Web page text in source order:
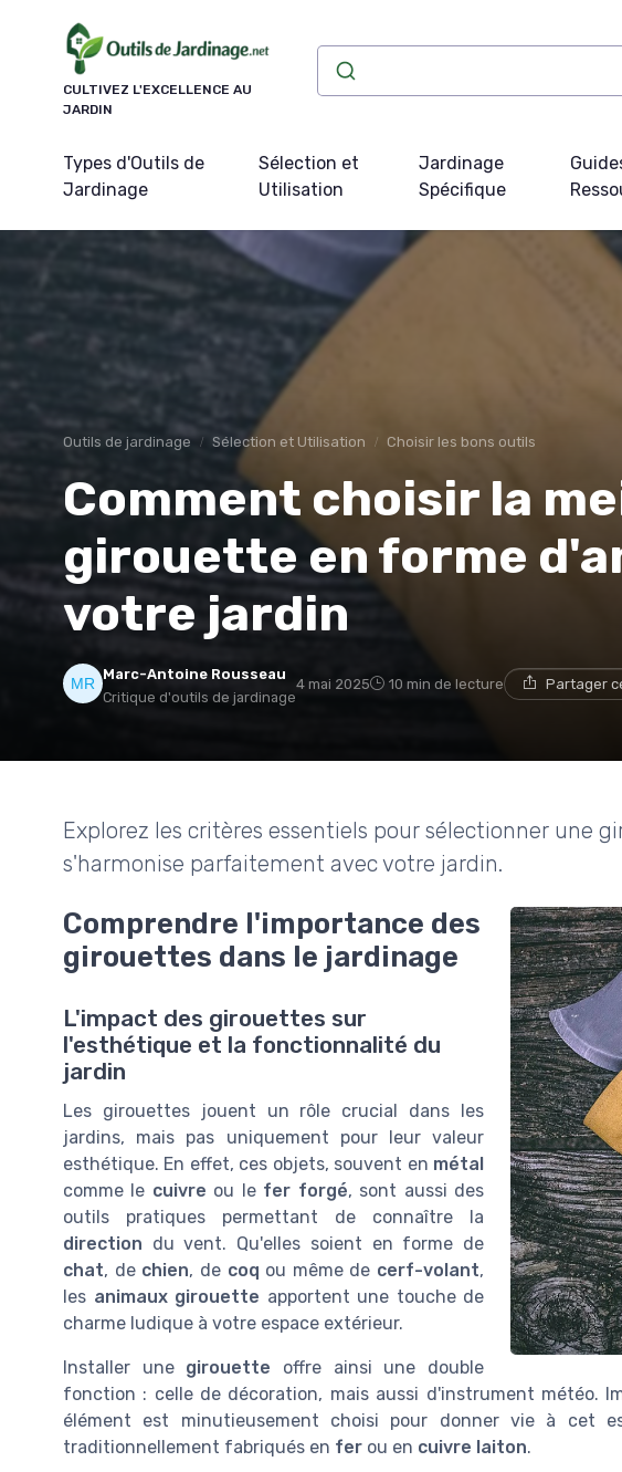
CULTIVEZ L'EXCELLENCE AU
JARDIN
Types d'Outils de
Jardinage
Sélection et
Utilisation
Jardinage
Spécifique
Outils de jardinage Sélection et Utilisation Choisir les bons outils
Comment choisir la
girouette en forme
votre jardin
Marc-Antoine Rousseau
Critique d'outils de jardinage
4 mai 2025 10 min de lecture Partager
Explorez les critères essentiels pour sélectionner une
s'harmonise parfaitement avec votre jardin.
Comprendre l'importance des
girouettes dans le jardinage
L'impact des girouettes sur
l'esthétique et la fonctionnalité du
jardin
Les girouettes jouent un rôle crucial dans les
jardins, mais pas uniquement pour leur valeur
esthétique. En effet, ces objets, souvent en métal
comme le cuivre ou le fer forgé, sont aussi des
outils pratiques permettant de connaître la
direction du vent. Qu'elles soient en forme de
chat, de chien, de coq ou même de cerf-volant,
les animaux girouette apportent une touche de
charme ludique à votre espace extérieur.
Installer une girouette offre ainsi une double
fonction : celle de décoration, mais aussi d'instrument météo.
élément est minutieusement choisi pour donner vie à cet
traditionnellement fabriqués en fer ou en cuivre laiton.